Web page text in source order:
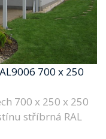
700 x 250
700 x 250 x 250
stříbrná RAL